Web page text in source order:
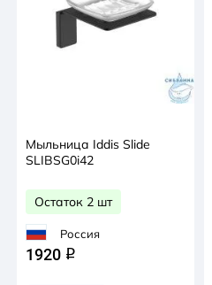
Мыльница Iddis Slide
SLIBSG0i42
Остаток 2 шт
Россия
1920 q